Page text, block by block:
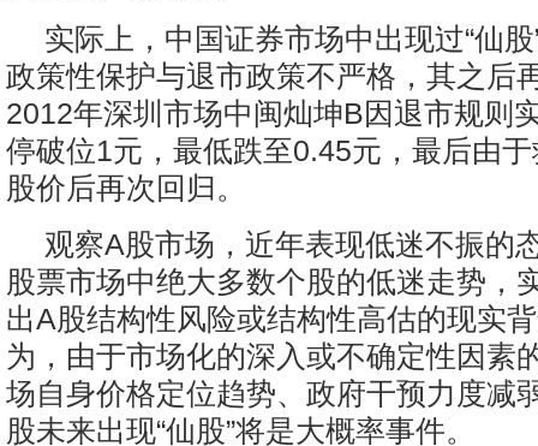
实际上，中国证券市场中出现过“仙
政策性保护与退市政策不严格，其之后
2012年深圳市场中闽灿坤B因退市规则
停破位1元，最低跌至0.45元，最后由
股价后再次回归。
观察A股市场，近年表现低迷不振的
股票市场中绝大多数个股的低迷走势，
出A股结构性风险或结构性高估的现实
为，由于市场化的深入或不确定性因素
场自身价格定位趋势、政府干预力度减
股未来出现“仙股”将是大概率事件。